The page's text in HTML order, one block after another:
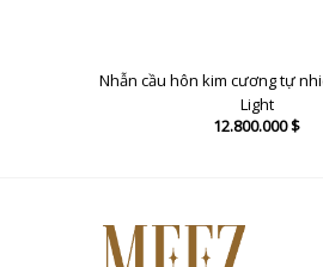
Nhẫn cầu hôn kim cương tự
Light
12.800.000$